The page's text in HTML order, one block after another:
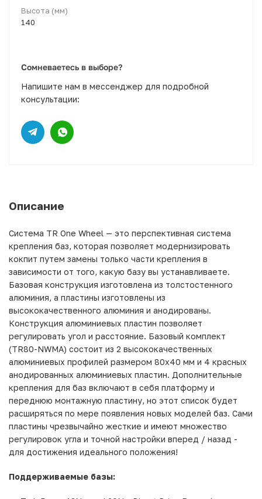
Высота (мм)
140
Сомневаетесь в выборе?
Напишите нам в мессенджер для подробной
консультации:
Описание
Система TR One Wheel — это перспективная система
крепления баз, которая позволяет модернизировать
кокпит путем замены только части крепления в
зависимости от того, какую базу вы устанавливаете.
Базовая конструкция изготовлена из толстостенного
алюминия, а пластины изготовлены из
высококачественного алюминия и анодированы.
Конструкция алюминиевых пластин позволяет
регулировать угол и расстояние. Базовый комплект
(TR80-NWMA) состоит из 2 высококачественных
алюминиевых профилей размером 80x40 мм и 4 красных
анодированных алюминиевых пластин. Дополнительные
крепления для баз включают в себя платформу и
переднюю монтажную пластину, но этот список будет
расширяться по мере появления новых моделей баз. Сами
пластины чрезвычайно жесткие и имеют множество
регулировок угла и точной настройки вперед / назад -
для достижения идеального положения!
Поддерживаемые базы: